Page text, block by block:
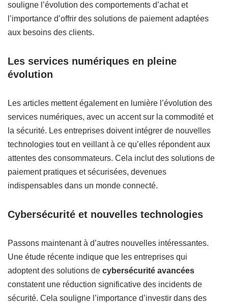
souligne l’évolution des comportements d’achat et
l’importance d’offrir des solutions de paiement adaptées
aux besoins des clients.
Les services numériques en pleine
évolution
Les articles mettent également en lumière l’évolution des
services numériques, avec un accent sur la commodité et
la sécurité. Les entreprises doivent intégrer de nouvelles
technologies tout en veillant à ce qu’elles répondent aux
attentes des consommateurs. Cela inclut des solutions de
paiement pratiques et sécurisées, devenues
indispensables dans un monde connecté.
Cybersécurité et nouvelles technologies
Passons maintenant à d’autres nouvelles intéressantes.
Une étude récente indique que les entreprises qui
adoptent des solutions de cybersécurité avancées
constatent une réduction significative des incidents de
sécurité. Cela souligne l’importance d’investir dans des